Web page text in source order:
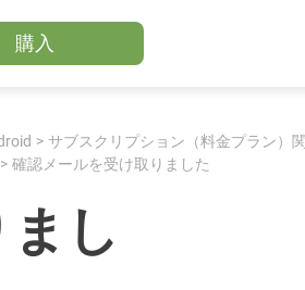
購入
サブスクリプション（料金プラン）
確認メールを受け取りました
し